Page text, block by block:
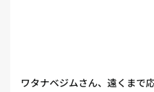
ワタナベジムさん、遠くまで